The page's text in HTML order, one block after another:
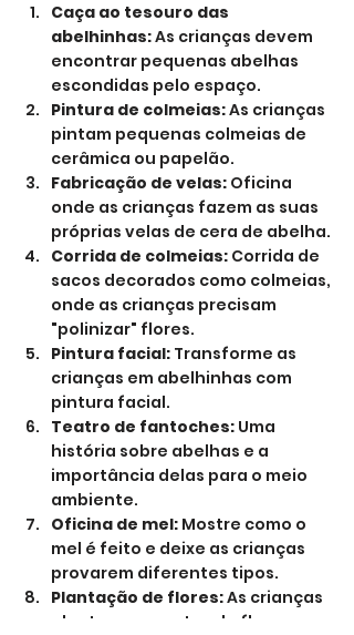
Caça ao tesouro das
abelhinhas: As crianças devem
encontrar pequenas abelhas
escondidas pelo espaço.
Pintura de colmeias: As crianças
pintam pequenas colmeias de
cerâmica ou papelão.
Fabricação de velas: Oficina
onde as crianças fazem as suas
próprias velas de cera de abelha.
Corrida de colmeias: Corrida de
sacos decorados como colmeias,
onde as crianças precisam
"polinizar" flores.
Pintura facial: Transforme as
crianças em abelhinhas com
pintura facial.
Teatro de fantoches: Uma
história sobre abelhas e a
importância delas para o meio
ambiente.
Oficina de mel: Mostre como o
mel é feito e deixe as crianças
provarem diferentes tipos.
Plantação de flores: As crianças
plantam sementes de flores em